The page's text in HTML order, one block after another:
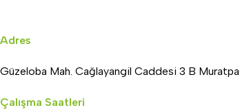
Adres
Güzeloba Mah. Cağlayangil Caddesi 3 B
Çalışma Saatleri